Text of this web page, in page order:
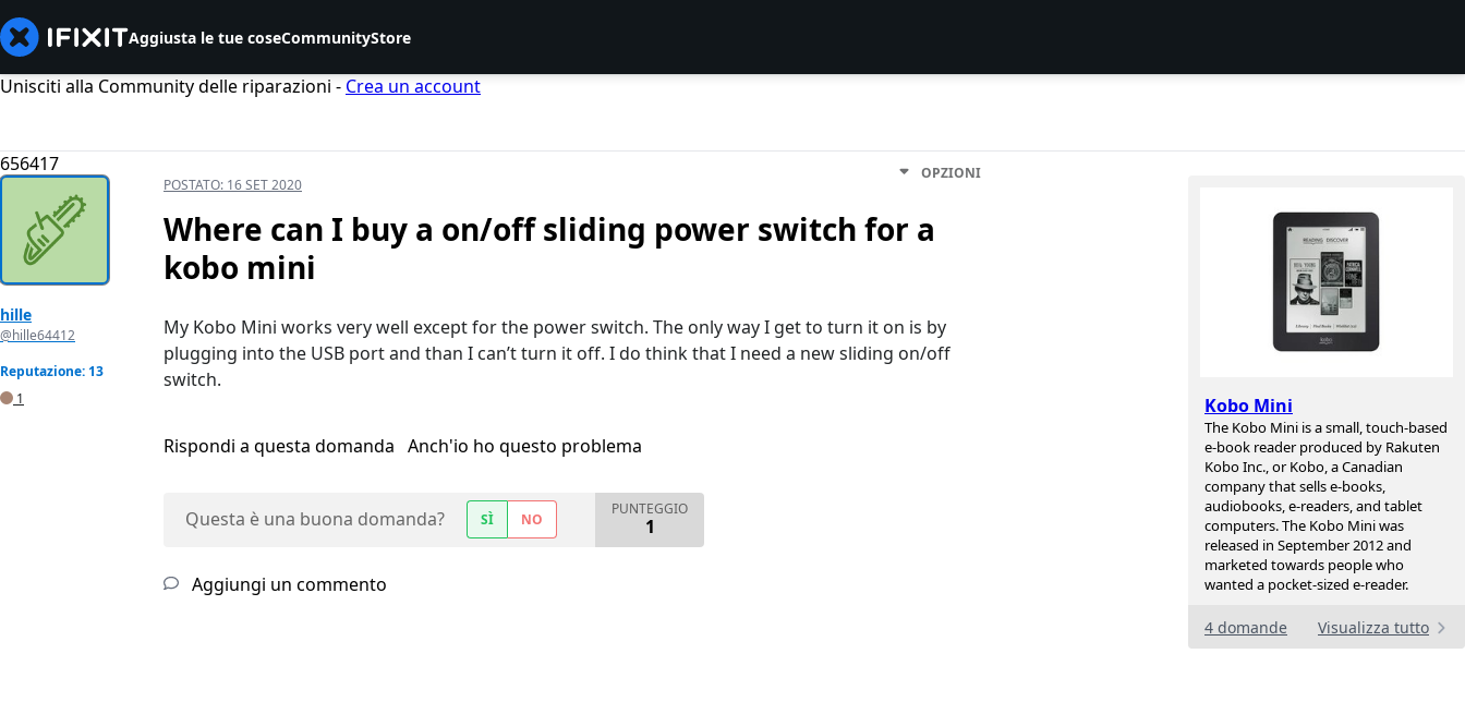
Aggiusta le tue coseCommunityStore
Unisciti alla Community delle riparazioni - Crea un account
656417
Kobo Mini
The Kobo Mini is a small, touch-based
e-book reader produced by Rakuten
Kobo Inc., or Kobo, a Canadian
company that sells e-books,
audiobooks, e-readers, and tablet
computers. The Kobo Mini was
released in September 2012 and
marketed towards people who
wanted a pocket-sized e-reader.
4 domande Visualizza tutto
hille
@hille64412
Reputazione: 13
1
POSTATO: 16 SET 2020
OPZIONI
Where can I buy a on/off sliding power switch for a
kobo mini
My Kobo Mini works very well except for the power switch. The only way I get to turn it on is by
plugging into the USB port and than I can’t turn it off. I do think that I need a new sliding on/off
switch.
Rispondi a questa domanda Anch'io ho questo problema
Questa è una buona domanda? SÌ NO
PUNTEGGIO
1
Aggiungi un commento